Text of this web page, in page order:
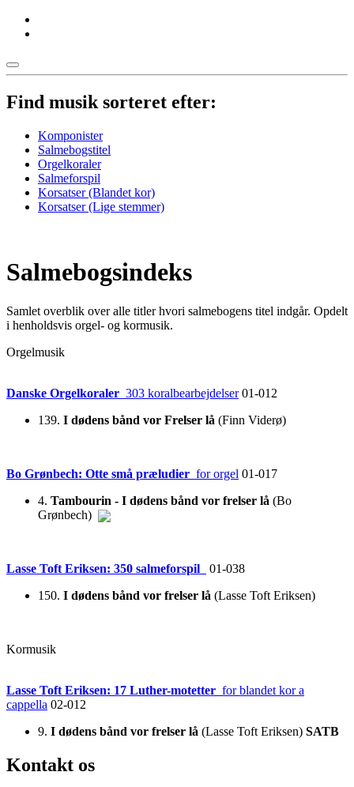
Find musik sorteret efter:
Komponister
Salmebogstitel
Orgelkoraler
Salmeforspil
Korsatser (Blandet kor)
Korsatser (Lige stemmer)
Salmebogsindeks
Samlet overblik over alle titler hvori salmebogens titel indgår. Opdelt
i henholdsvis orgel- og kormusik.
Orgelmusik
Danske Orgelkoraler 303 koralbearbejdelser 01-012
139. I dødens bånd vor Frelser lå (Finn Viderø)
Bo Grønbech: Otte små præludier for orgel 01-017
4. Tambourin - I dødens bånd vor frelser lå (Bo
Grønbech)
Lasse Toft Eriksen: 350 salmeforspil
01-038
150. I dødens bånd vor frelser lå (Lasse Toft Eriksen)
Kormusik
Lasse Toft Eriksen: 17 Luther-motetter for blandet kor a
cappella 02-012
9. I dødens bånd vor frelser lå (Lasse Toft Eriksen) SATB
Kontakt os